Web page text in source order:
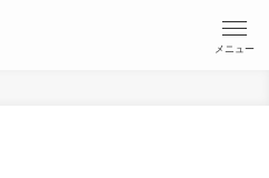
メニュー